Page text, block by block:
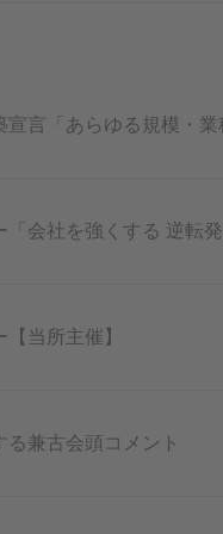
宣言「あらゆる規模・
会社を強くする 逆転
当所主催】
兼古会頭コメント